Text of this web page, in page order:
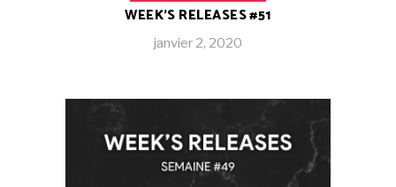
WEEK’S RELEASES #51
janvier 2, 2020